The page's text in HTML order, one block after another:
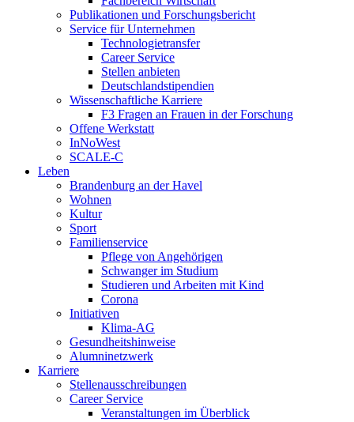
Publikationen und Forschungsbericht
Service für Unternehmen
Technologietransfer
Career Service
Stellen anbieten
Deutschlandstipendien
Wissenschaftliche Karriere
F3 Fragen an Frauen in der Forschung
Offene Werkstatt
InNoWest
SCALE-C
Leben
Brandenburg an der Havel
Wohnen
Kultur
Sport
Familienservice
Pflege von Angehörigen
Schwanger im Studium
Studieren und Arbeiten mit Kind
Corona
Initiativen
Klima-AG
Gesundheitshinweise
Alumninetzwerk
Karriere
Stellenausschreibungen
Career Service
Veranstaltungen im Überblick